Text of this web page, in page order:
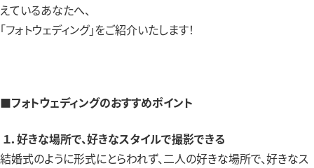
えているあなたへ、
「フォトウェディング」をご紹介いたします！
■フォトウェディングのおすすめポイント
１．好きな場所で、好きなスタイルで撮影できる
結婚式のように形式にとらわれず、二人の好きな場所で、好きなス